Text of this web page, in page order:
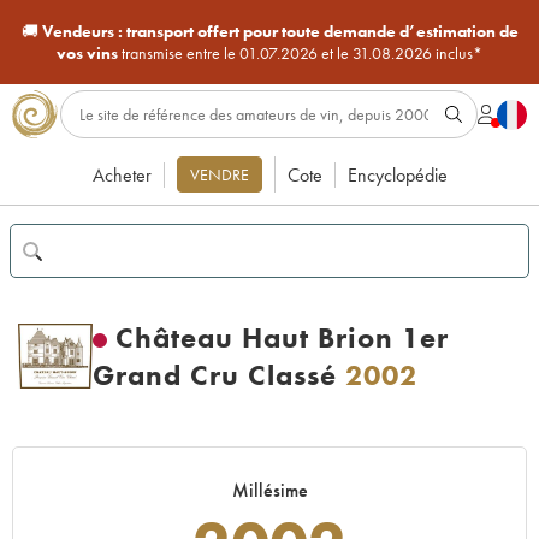
🚚Vendeurs : transport offert pour toute demande d’estimation de
vos vinstransmise entre le 01.07.2026 et le 31.08.2026 inclus*
Acheter VENDRE Cote Encyclopédie
Château Haut Brion 1er
Grand Cru Classé 2002
Millésime